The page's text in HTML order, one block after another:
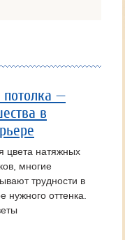
потолка —
в
цвета натяжных
многие
трудности в
нужного оттенка.